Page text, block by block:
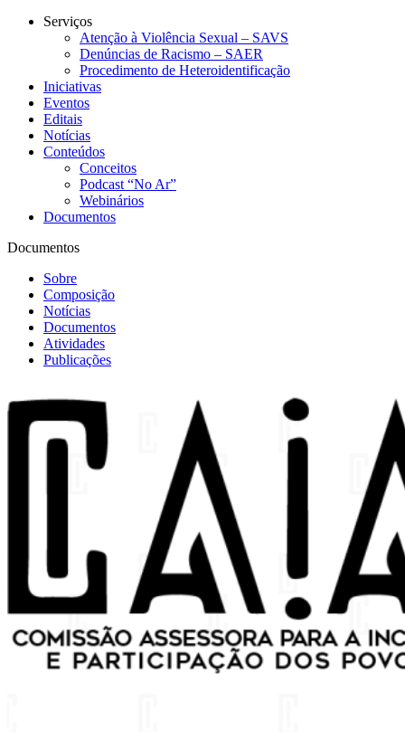
Serviços
Atenção à Violência Sexual – SAVS
Denúncias de Racismo – SAER
Procedimento de Heteroidentificação
Iniciativas
Eventos
Editais
Notícias
Conteúdos
Conceitos
Podcast “No Ar”
Webinários
Documentos
Documentos
Sobre
Composição
Notícias
Documentos
Atividades
Publicações